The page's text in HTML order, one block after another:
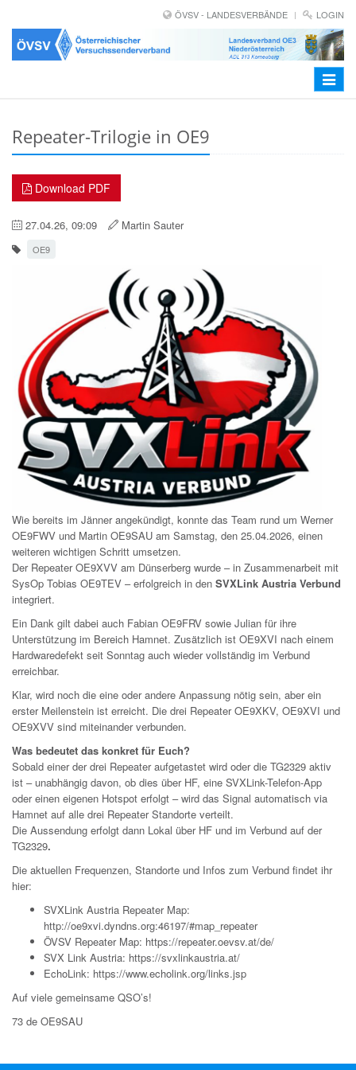
ÖVSV - LANDESVERBÄNDE LOGIN
Toggle
Repeater-Trilogie in OE9
Download PDF
27.04.26, 09:09 Martin Sauter
OE9
Wie bereits im Jänner angekündigt, konnte das Team rund um Werner
OE9FWV und Martin OE9SAU am Samstag, den 25.04.2026, einen
weiteren wichtigen Schritt umsetzen.
Der Repeater OE9XVV am Dünserberg wurde – in Zusammenarbeit mit
SysOp Tobias OE9TEV – erfolgreich in den SVXLink Austria Verbund
integriert.
Ein Dank gilt dabei auch Fabian OE9FRV sowie Julian für ihre
Unterstützung im Bereich Hamnet. Zusätzlich ist OE9XVI nach einem
Hardwaredefekt seit Sonntag auch wieder vollständig im Verbund
erreichbar.
Klar, wird noch die eine oder andere Anpassung nötig sein, aber ein
erster Meilenstein ist erreicht. Die drei Repeater OE9XKV, OE9XVI und
OE9XVV sind miteinander verbunden.
Was bedeutet das konkret für Euch?
Sobald einer der drei Repeater aufgetastet wird oder die TG2329 aktiv
ist – unabhängig davon, ob dies über HF, eine SVXLink-Telefon-App
oder einen eigenen Hotspot erfolgt – wird das Signal automatisch via
Hamnet auf alle drei Repeater Standorte verteilt.
Die Aussendung erfolgt dann Lokal über HF und im Verbund auf der
TG2329.
Die aktuellen Frequenzen, Standorte und Infos zum Verbund findet ihr
hier:
SVXLink Austria Repeater Map:
http://oe9xvi.dyndns.org:46197/#map_repeater
ÖVSV Repeater Map: https://repeater.oevsv.at/de/
SVX Link Austria: https://svxlinkaustria.at/
EchoLink: https://www.echolink.org/links.jsp
Auf viele gemeinsame QSO’s!
73 de OE9SAU